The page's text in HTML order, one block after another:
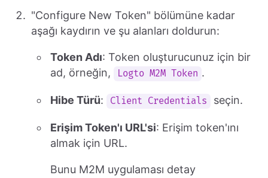
"Configure New Token" bölümüne kadar
aşağı kaydırın ve şu alanları doldurun:
Token Adı: Token oluşturucunuz için bir
ad, örneğin,
Logto M2M Token .
Hibe Türü: Client Credentials seçin.
Erişim Token'ı URL'si: Erişim token'ını
almak için URL.
Bunu M2M uygulaması detay